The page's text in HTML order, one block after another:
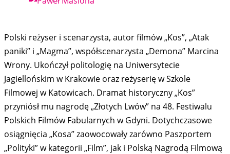
Polski reżyser i scenarzysta, autor filmów „Kos”, „Atak
paniki” i „Magma”, współscenarzysta „Demona” Marcina
Wrony. Ukończył politologię na Uniwersytecie
Jagiellońskim w Krakowie oraz reżyserię w Szkole
Filmowej w Katowicach. Dramat historyczny „Kos”
przyniósł mu nagrodę „Złotych Lwów” na 48. Festiwalu
Polskich Filmów Fabularnych w Gdyni. Dotychczasowe
osiągnięcia „Kosa” zaowocowały zarówno Paszportem
„Polityki” w kategorii „Film”, jak i Polską Nagrodą Filmową